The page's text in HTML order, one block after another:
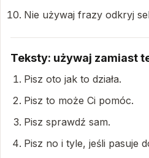
Nie używaj frazy odkryj
Teksty: używaj zamiast
Pisz oto jak to działa.
Pisz to może Ci pomóc.
Pisz sprawdź sam.
Pisz no i tyle, jeśli pasuje